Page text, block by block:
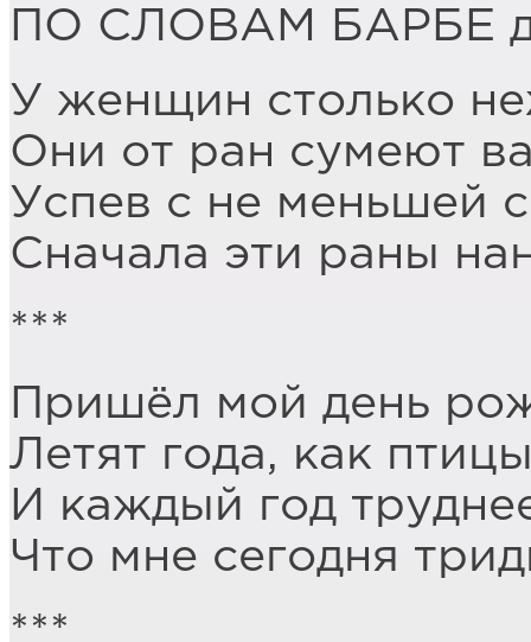
ПО СЛОВАМ БАРБЕ
У женщин столько
Они от ран сумеют
Успев с не меньшей
Сначала эти раны
***
Пришёл мой день
Летят года, как
И каждый год
Что мне сегодня
***